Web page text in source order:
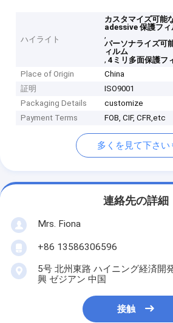
ハイライト
カスタマイズ可能
adessive 保護フィ
,
パーソナライズ可
ィルム
,4ミリ多面保護フ
Place of Origin
China
証明
ISO9001
Packaging Details
customize
Payment Terms
FOB, CIF, CFR,etc
多くを見て下さい
連絡先の詳細
Mrs. Fiona
+86 13586306596
5号 北州東路 ハイニング経済開
興 ゼジアン 中国
接触